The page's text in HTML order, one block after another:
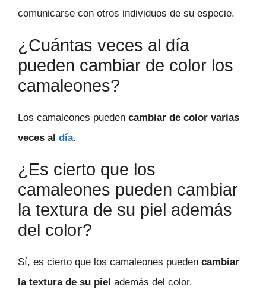
comunicarse con otros individuos de su especie.
¿Cuántas veces al día
pueden cambiar de color los
camaleones?
Los camaleones pueden cambiar de color varias
veces al día.
¿Es cierto que los
camaleones pueden cambiar
la textura de su piel además
del color?
Sí, es cierto que los camaleones pueden cambiar
la textura de su piel además del color.